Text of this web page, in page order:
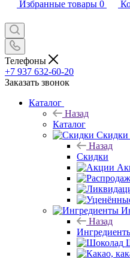
Избранные товары 0
Телефоны
+7 937 632-60-20
Заказать звонок
Каталог
Назад
Каталог
Скидки
Назад
Скидки
Назад